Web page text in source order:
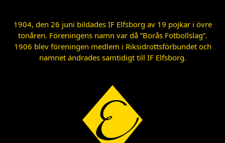
1904, den 26 juni bildades IF Elfsborg av 19 pojkar i övre
tonåren. Föreningens namn var då ”Borås Fotbollslag”.
1906 blev föreningen medlem i Riksidrottsförbundet och
namnet ändrades samtidigt till IF Elfsborg.